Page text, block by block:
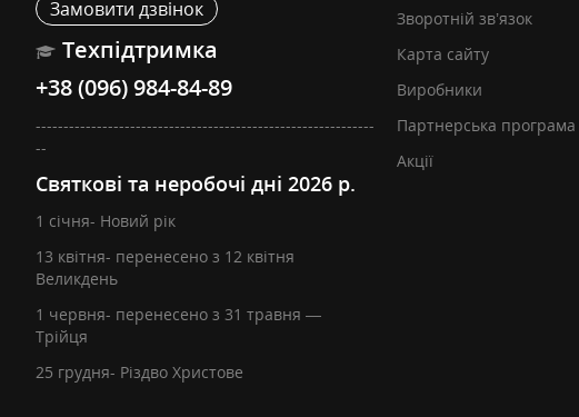
Замовити дзвінок
Техпідтримка
+38 (096) 984-84-89
-------------------------------------------------------------
--
Святкові та неробочі дні 2026 р.
1 січня- Новий рік
13 квітня- перенесено з 12 квітня
Великдень
1 червня- перенесено з 31 травня —
Трійця
25 грудня- Різдво Христове
Зворотній зв’язок
Карта сайту
Виробники
Партнерська програма
Акції